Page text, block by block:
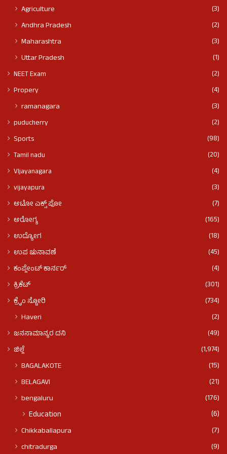
Agriculture
(3)
Andhra Pradesh
(2)
Maharashtra
(3)
Uttar Pradesh
(1)
NEET Exam
(2)
Propery
(4)
ramanagara (3)
puducherry
(2)
Sports
(98)
Tamil nadu
(20)
VIjayanagara
(4)
vijayapura
(3)
ಆಟೋ ಎಕ್ಸ್ ಪೋ
(7)
ಆರೋಗ್ಯ
(165)
ಉದ್ಯೋಗ
(18)
ಉಪ ಚುನಾವಣೆ
(45)
ಕಂಪ್ಲೇಂಟ್ ಕಾರ್ನರ್
(4)
ಕ್ರಿಕೆಟ್
(301)
ಕ್ರೈಂ ಸ್ಟೋರಿ
(734)
Haveri (2)
ಜನಸಾಮಾನ್ಯರ ದನಿ
(49)
ಜಿಲ್ಲೆ
(1,974)
BAGALAKOTE
(15)
BELAGAVI
(21)
bengaluru
(176)
Education (6)
Chikkaballapura
(7)
chitradurga
(9)